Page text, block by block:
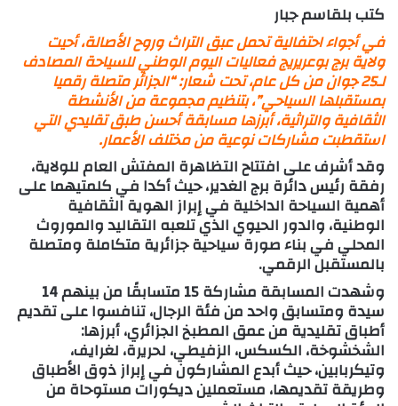
كتب بلقاسم جبار
في أجواء احتفالية تحمل عبق التراث وروح الأصالة، أحيت
ولاية برج بوعريريج فعاليات اليوم الوطني للسياحة المصادف
لـ25 جوان من كل عام، تحت شعار: “الجزائر متصلة رقميا
بمستقبلها السياحي”، بتنظيم مجموعة من الأنشطة
الثقافية والتراثية، أبرزهامسابقة أحسن طبق تقليديالتي
استقطبت مشاركات نوعية من مختلف الأعمار.
وقد أشرف على افتتاح التظاهرةالمفتش العام للولاية،
رفقةرئيس دائرة برج الغدير، حيث أكدا في كلمتيهما على
أهمية السياحة الداخلية في إبراز الهوية الثقافية
الوطنية، والدور الحيوي الذي تلعبه التقاليد والموروث
المحلي في بناء صورة سياحية جزائرية متكاملة ومتصلة
بالمستقبل الرقمي.
وشهدت المسابقة مشاركة15 متسابقًا من بينهم 14
سيدة ومتسابق واحد من فئة الرجال، تنافسوا على تقديم
أطباق تقليدية من عمق المطبخ الجزائري، أبرزها:
الشخشوخة، الكسكس، الزفيطي، لحريرة، لغرايف،
وتيكربابين، حيث أبدع المشاركون في إبراز ذوق الأطباق
وطريقة تقديمها، مستعملين ديكورات مستوحاة من